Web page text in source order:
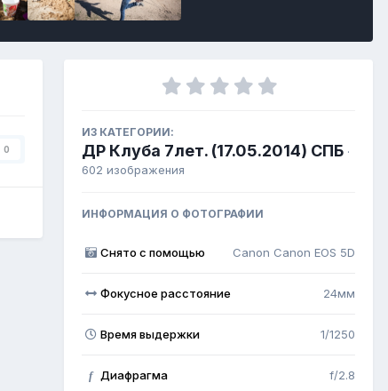
0
ИЗ КАТЕГОРИИ:
ДР Клуба 7лет. (17.05.2014) СПБ ·
602 изображения
ИНФОРМАЦИЯ О ФОТОГРАФИИ
Снято с помощью Canon Canon EOS 5D
Фокусное расстояние 24мм
Время выдержки 1/1250
f Диафрагма f/2.8